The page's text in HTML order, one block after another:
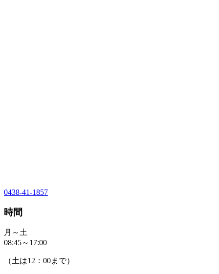
0438-41-1857
時間
月～土
08:45～17:00
（土は12：00まで）